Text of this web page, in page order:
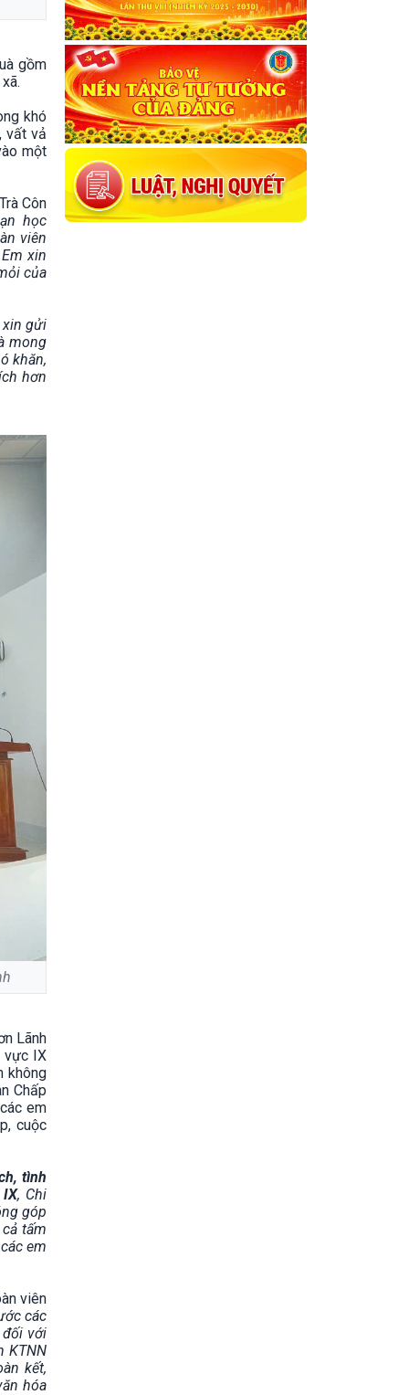
gồm
khó
vất vả
một
Côn
học
viên
xin
của
xin gửi
mong
khăn,
hơn
Lãnh
vực IX
không
Chấp
em
cuộc
tình
IX, Chi
góp
tấm
em
viên
các
với
KTNN
kết,
hóa